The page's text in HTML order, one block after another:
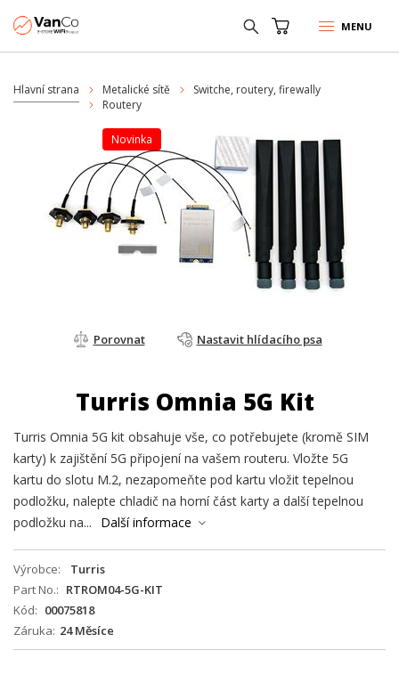
MENU
Hlavní strana Metalické sítě
Switche, routery, firewally
Routery
Novinka
Porovnat Nastavit hlídacího psa
Turris Omnia 5G Kit
Turris Omnia 5G kit obsahuje vše, co potřebujete (kromě SIM
karty) k zajištění 5G připojení na vašem routeru. Vložte 5G
kartu do slotu M.2, nezapomeňte pod kartu vložit tepelnou
podložku, nalepte chladič na horní část karty a další tepelnou
podložku na...
Další informace
Výrobce
Turris
Part No.
RTROM04-5G-KIT
Kód
00075818
Záruka 24 Měsíce